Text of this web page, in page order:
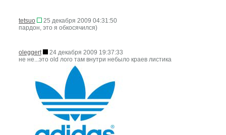
tetsuo
25 декабря 2009 04:31:50
пардон, это я обкосячился)
oleggert
24 декабря 2009 19:37:33
не не...это old лого там внутри небыло краев листика